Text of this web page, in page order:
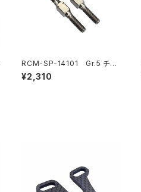
RCM-SP-14101 Gr.5 チタ
ン リヤトー/フロントステアリ
ングリンクターンバックル 3x
¥2,310